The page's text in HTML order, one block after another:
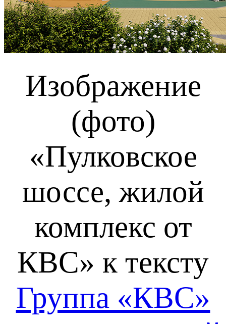
Изображение
(фото)
«Пулковское
шоссе, жилой
комплекс от
КВС» к тексту
Группа «КВС»